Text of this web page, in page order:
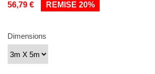
56,79 €
REMISE 20%
Dimensions